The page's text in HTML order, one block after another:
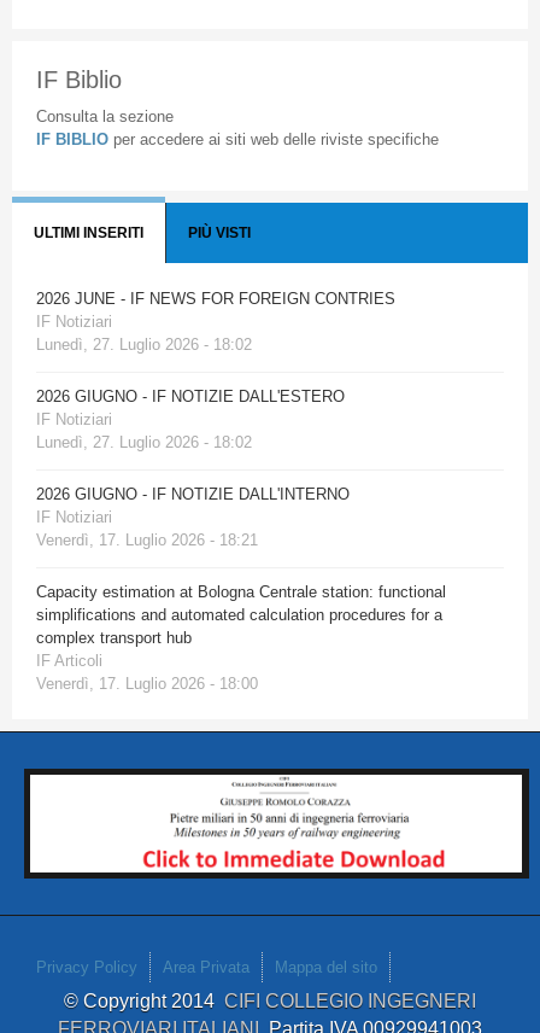
IF Biblio
Consulta la sezione
IF BIBLIO per accedere ai siti web delle riviste specifiche
ULTIMI INSERITI PIÙ VISTI
2026 JUNE - IF NEWS FOR FOREIGN CONTRIES
IF Notiziari
Lunedì, 27. Luglio 2026 - 18:02
2026 GIUGNO - IF NOTIZIE DALL'ESTERO
IF Notiziari
Lunedì, 27. Luglio 2026 - 18:02
2026 GIUGNO - IF NOTIZIE DALL'INTERNO
IF Notiziari
Venerdì, 17. Luglio 2026 - 18:21
Capacity estimation at Bologna Centrale station: functional
simplifications and automated calculation procedures for a
complex transport hub
IF Articoli
Venerdì, 17. Luglio 2026 - 18:00
Privacy Policy Area Privata Mappa del sito
© Copyright 2014 CIFI COLLEGIO INGEGNERI
FERROVIARI ITALIANI Partita IVA 00929941003